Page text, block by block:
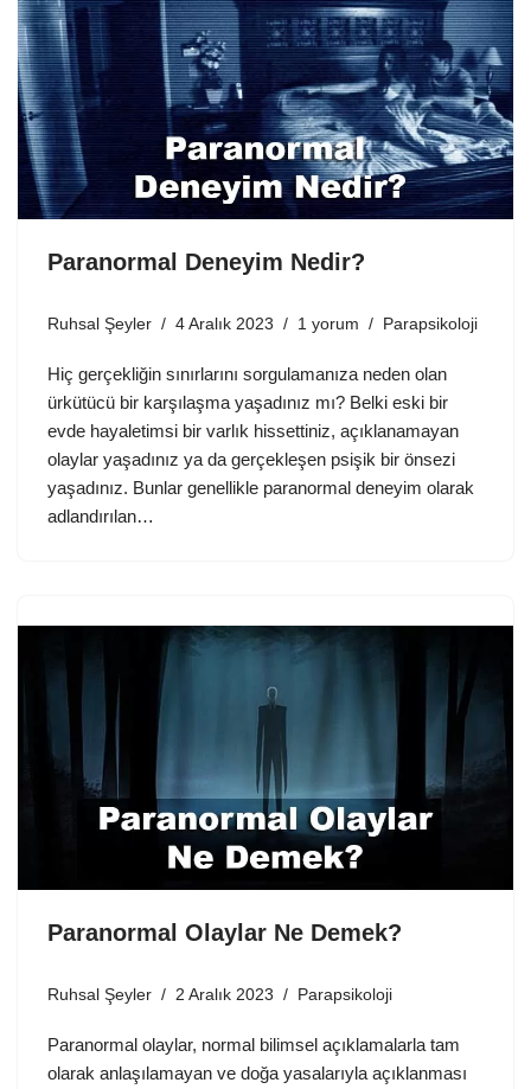
Paranormal Deneyim Nedir?
Ruhsal Şeyler 4 Aralık 2023 1 yorum Parapsikoloji
Hiç gerçekliğin sınırlarını sorgulamanıza neden olan
ürkütücü bir karşılaşma yaşadınız mı? Belki eski bir
evde hayaletimsi bir varlık hissettiniz, açıklanamayan
olaylar yaşadınız ya da gerçekleşen psişik bir önsezi
yaşadınız. Bunlar genellikle paranormal deneyim olarak
adlandırılan…
Paranormal Olaylar Ne Demek?
Ruhsal Şeyler 2 Aralık 2023 Parapsikoloji
Paranormal olaylar, normal bilimsel açıklamalarla tam
olarak anlaşılamayan ve doğa yasalarıyla açıklanması